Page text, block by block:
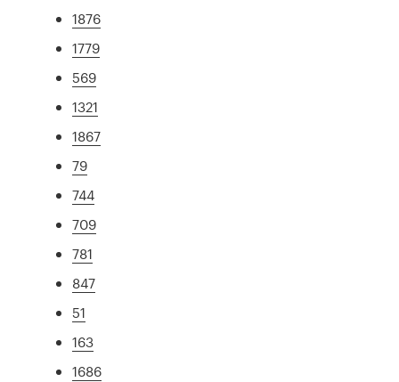
1876
1779
569
1321
1867
79
744
709
781
847
51
163
1686